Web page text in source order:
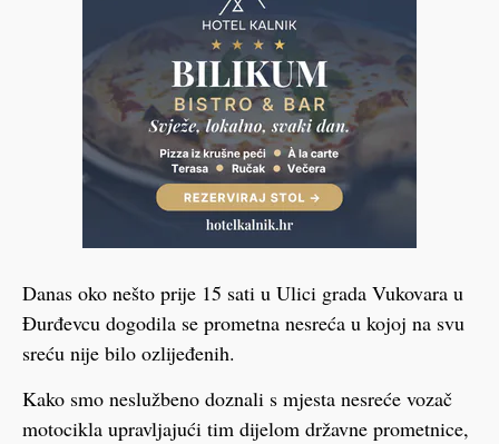
Danas oko nešto prije 15 sati u Ulici grada Vukovara u
Đurđevcu dogodila se prometna nesreća u kojoj na svu
sreću nije bilo ozlijeđenih.
Kako smo neslužbeno doznali s mjesta nesreće vozač
motocikla upravljajući tim dijelom državne prometnice,